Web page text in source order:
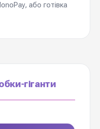
або готівка
гіганти